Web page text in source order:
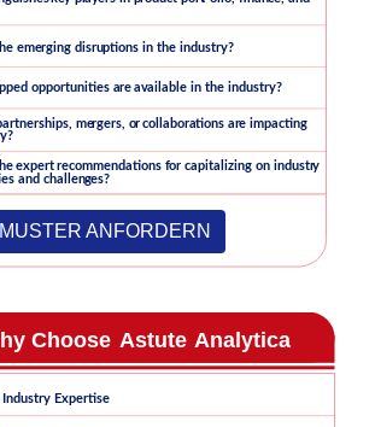
MUSTER ANFORDERN